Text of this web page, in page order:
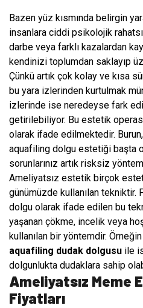
Bazen yüz kısmında belirgin
insanlara ciddi psikolojik
darbe veya farklı kazalardan
kendinizi toplumdan saklayıp
Çünkü artık çok kolay ve kısa
bu yara izlerinden kurtulmak
izlerinde ise neredeyse fark
getirilebiliyor. Bu estetik
olarak ifade edilmektedir.
aquafiling dolgu estetiği başta
sorunlarınız artık risksiz
Ameliyatsız estetik birçok
günümüzde kullanılan
dolgu olarak ifade edilen bu
yaşanan çökme, incelik veya
kullanılan bir yöntemdir.
aquafiling dudak dolgusu ile
dolgunlukta dudaklara sahip
Ameliyatsız Meme
Fiyatları